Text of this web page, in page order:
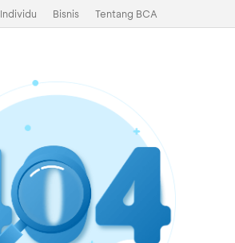
Individu Bisnis Tentang BCA